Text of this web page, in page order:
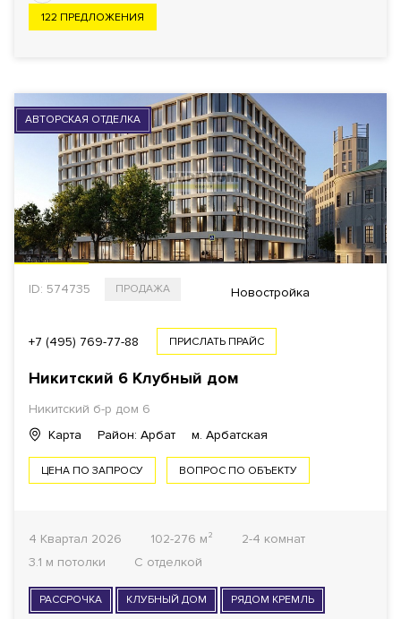
122 ПРЕДЛОЖЕНИЯ
АВТОРСКАЯ ОТДЕЛКА
ID: 574735 ПРОДАЖА Новостройка
+7 (495) 769-77-88 ПРИСЛАТЬ ПРАЙС
Никитский 6 Клубный дом
Никитский б-р дом 6
Карта
Район: Арбат м. Арбатская
ЦЕНА ПО ЗАПРОСУ ВОПРОС ПО ОБЪЕКТУ
4 Квартал 2026 102-276 м²
2-4 комнат
3.1 м потолки
С отделкой
РАССРОЧКА КЛУБНЫЙ ДОМ РЯДОМ КРЕМЛЬ